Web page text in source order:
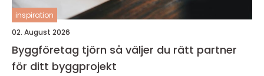
inspiration
02. August 2026
Byggföretag tjörn så väljer du rätt partner
för ditt byggprojekt